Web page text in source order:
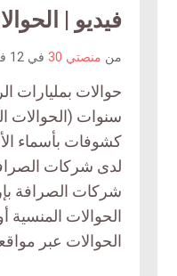
article
count
فيديو |
من منصتي 30 في 12 فبراير 2023
حوالات بمليارات
سنوات
كشوفات بأسماء
لدى شركات
شركات الصرافة
الحوالات
الحوالات عبر